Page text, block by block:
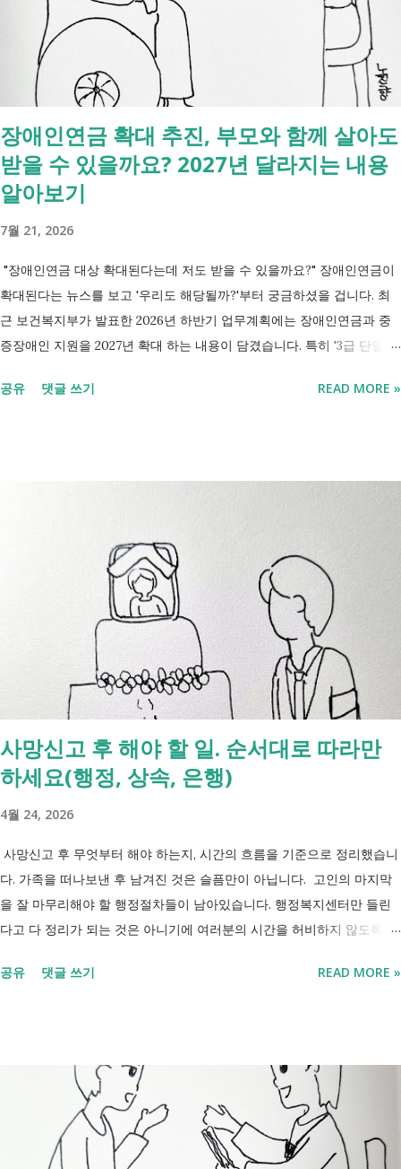
장애인연금 확대 추진, 부모와 함께 살아도
받을 수 있을까요? 2027년 달라지는 내용
알아보기
7월 21, 2026
"장애인연금 대상 확대된다는데 저도 받을 수 있을까요?" 장애인연금이
확대된다는 뉴스를 보고 '우리도 해당될까?'부터 궁금하셨을 겁니다. 최
근 보건복지부가 발표한 2026년 하반기 업무계획에는 장애인연금과 중
증장애인 지원을 2027년 확대 하는 내용이 담겼습니다. 특히 '3급 단일장
포함되면서 많은 분들이 관심을 갖고 있습니다. 이번 글에서는 장애인과
니다. 정부 업무계획 내용 추진 시기 3급 단일장애까지 장애인연금 지급
2027년 중증장애인 생계급여 부양의무자 기준 폐지 2027년 하반기 활동
지원서비스 65세 이후 선택권 보장 2027년 7월 최중증 발달장애인 24시
간 긴급돌봄 확대 확대 추진 장애인 공공일자리 지속 확대 계속 추진 ※
업무계획에 담긴 내용으로, 법 개정과 예산 반영 등을 거쳐 시행될 예정
입니다. 부모와 함께 살아도 장애인연금을 받을 수 있을까요? 이번 보건
복지부 업무계획이 발표된 뒤 많은 분들이 질문하셨습니다. "부모와 같이
살면 장애인연금을 받을 수 없나요?" "혼자 살아야만 받을 수 있는 건가
요?" 결론부터 말씀드리면 부모와 함께 거주한다는 이유만으로 장애인연
금을 받을 수 없는 것은 아닙니다. 많은 분들이 이번 업무계획에 포함된
로 생각하기 쉽지만, 두 제도는 지급 기준이 서로 다릅니다. 구분 장애인
연금 생계급여 목적 장애로 인한 ...
공유 댓글 쓰기 READ MORE »
사망신고 후 해야 할 일. 순서대로 따라만
하세요(행정, 상속, 은행)
4월 24, 2026
사망신고 후 무엇부터 해야 하는지, 시간의 흐름을 기준으로 정리했습니
다. 가족을 떠나보낸 후 남겨진 것은 슬픔만이 아닙니다. 고인의 마지막
을 잘 마무리해야 할 행정절차들이 남아있습니다. 행정복지센터만 들린
다고 다 정리가 되는 것은 아니기에 여러분의 시간을 허비하지 않도록 정
처리까지 이 흐름만 따라가시면 됩니다. 장례 후 행정 절차 타임라인 장
모든 절차를 대신 처리해주지는 않습니다. 행정복지센터에서는 - 금융재
산, 부동산, 세금, 연금 등 '조회' 신청할 수 있습니다. 나머지는 직접 해야
합니다. - 상속포기 또는 한정승인 법원 - 상속세, 취득세 신고 세무서, 시
군구청 - 예금 인출, 보험금 청구 은행, 보험사 사망신고 당일에 끝낼 수
공유 댓글 쓰기 READ MORE »